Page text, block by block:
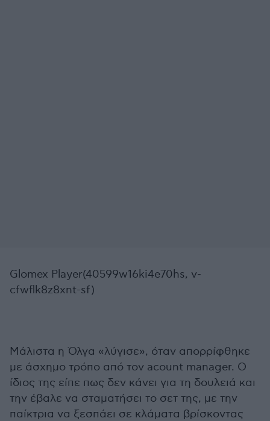
Glomex Player(40599w16ki4e70hs, v-
cfwflk8z8xnt-sf)
Μάλιστα η Όλγα «λύγισε», όταν απορρίφθηκε
με άσχημο τρόπο από τον acount manager. Ο
ίδιος της είπε πως δεν κάνει για τη δουλειά και
την έβαλε να σταματήσει το σετ της, με την
παίκτρια να ξεσπάει σε κλάματα βρίσκοντας